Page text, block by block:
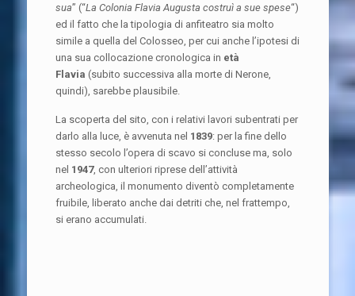
sua” (“La Colonia Flavia Augusta costruì a sue spese“)
ed il fatto che la tipologia di anfiteatro sia molto
simile a quella del Colosseo, per cui anche l’ipotesi di
una sua collocazione cronologica in età
Flavia (subito successiva alla morte di Nerone,
quindi), sarebbe plausibile.
La scoperta del sito, con i relativi lavori subentrati per
darlo alla luce, è avvenuta nel 1839: per la fine dello
stesso secolo l’opera di scavo si concluse ma, solo
nel 1947, con ulteriori riprese dell’attività
archeologica, il monumento diventò completamente
fruibile, liberato anche dai detriti che, nel frattempo,
si erano accumulati.